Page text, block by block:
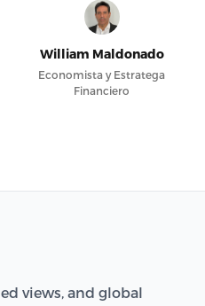
William Maldonado
Economista y Estratega
Financiero
views, and global